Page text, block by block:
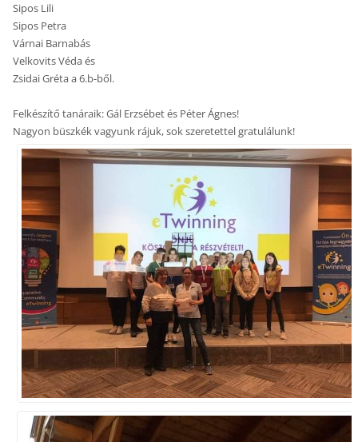
Sipos Lili
Sipos Petra
Várnai Barnabás
Velkovits Véda és
Zsidai Gréta a 6.b-ből.
Felkészítő tanáraik: Gál Erzsébet és Péter Ágnes!
Nagyon büszkék vagyunk rájuk, sok szeretettel gratulálunk!